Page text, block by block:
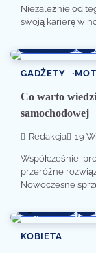
Niezależnie od
swoją karierę w
GADŻETY
Co warto
samochodowej
Redakcja 19
Współcześnie,
przeróżne
Nowoczesne
KOBIETA